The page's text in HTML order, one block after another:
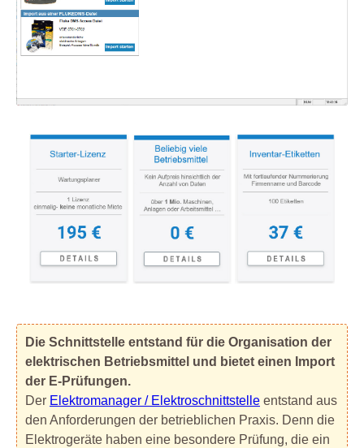
Die Schnittstelle entstand für die Organisation der
elektrischen Betriebsmittel und bietet einen Import
der E-Prüfungen.
Der Elektromanager / Elektroschnittstelle entstand aus
den Anforderungen der betrieblichen Praxis. Denn die
Elektrogeräte haben eine besondere Prüfung, die ein